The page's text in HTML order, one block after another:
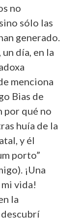
no
sólo las
generado.
día, en la
menciona
Bias de
por qué no
huía de la
y él
porto”
¡Una
vida!
la